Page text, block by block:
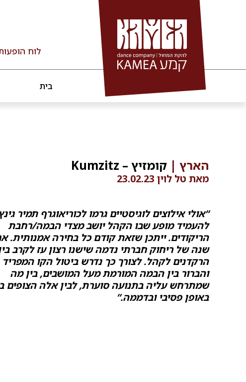
לוח
בית
הארץ | קומזיץ – Kumzitz
מאת טל לוין 23.02.23
“אולי אילוצים לוגיסטיים גרמו לכוריאוגרף תמיר גינץ
להעמיד מופע שבו הקהל יושב מצדי הבמה/רחבת
הריקודים. ייתכן שזאת קודם כל בחירה אמנותית.
שנה של ריחוק חברתי נדמה שישנו רצון עז לקרב
הרקדנים לקהל. לצורך כך נדרש ביטול הקו המפריד
והברור בין הבמה המורמת מעל המושבים, בין מה
שמתרחש עליה בתנועה סוערת, לבין אלה הצופים
באופן פסיבי ובדממה.”